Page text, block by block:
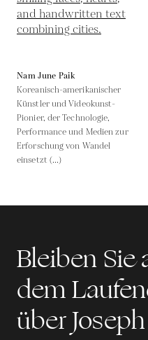
Nam June Paik
Koreanisch-amerikanischer
Künstler und Videokunst-
Pionier, der Technologie,
Performance und Medien zur
Erforschung von Wandel
einsetzt (...)
Bleiben Sie
dem
über